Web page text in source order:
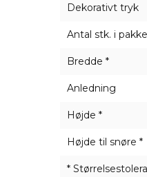
Dekorativt tryk
Antal stk. i
Bredde *
Anledning
Højde *
Højde til snøre *
*